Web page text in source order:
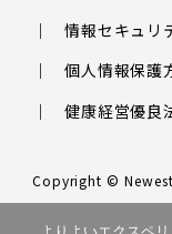
情報セキュリ
個人情報保護
健康経営優良
Copyright ©